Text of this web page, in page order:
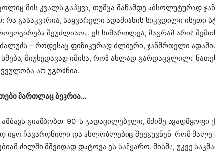
მის კვალს გაჰყვა, თუმცა მანამდე აბსოლუტურად
რა გასაკვირია, საყვარელი ადამიანის სიკვდილი ისეთი
შეუძლიაო… ეს სიმართლეა, მაგრამ არის
ძალუძს – როდესაც ფიზიკურად ძლიერი, ჯანმრთელი
მიუხედავად იმისა, რომ ახლად გარდაცვლილი
არ უგრძნია.
მართლაც ბევრია…
გიამბობთ. 90-ს გადაცილებული, მძიმე ავადმყოფი
იყო ჩავარდნილი და ახლობლებიც შეეგუვნენ, რომ მალე
ძილში მშვიდად დატოვა ეს სამყარო. მისმა, უკვე